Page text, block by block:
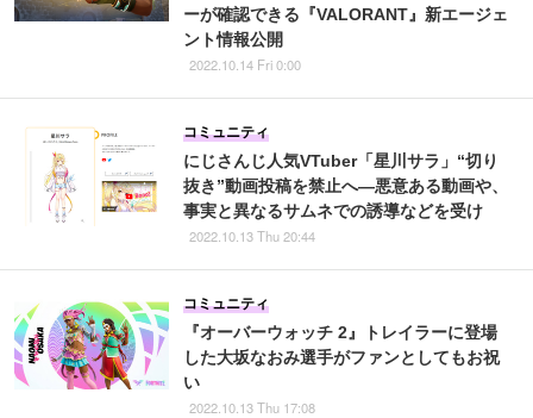
ーが確認できる『VALORANT』新エージェ
ント情報公開
2022.10.14 Fri 0:00
にじさんじ人気VTuber「星川サラ」“切り
抜き”動画投稿を禁止へ―悪意ある動画や、
事実と異なるサムネでの誘導などを受け
コミュニティ
2022.10.13 Thu 20:44
『オーバーウォッチ 2』トレイラーに登場
した大坂なおみ選手がファンとしてもお祝
い
コミュニティ
2022.10.13 Thu 17:08